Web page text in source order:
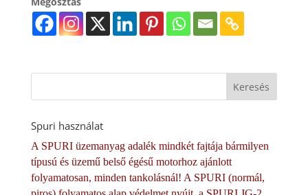
Spuri használat
A SPURI üzemanyag adalék mindkét fajtája bármilyen
típusú és üzemű belső égésű motorhoz ajánlott
folyamatosan, minden tankolásnál! A SPURI (normál,